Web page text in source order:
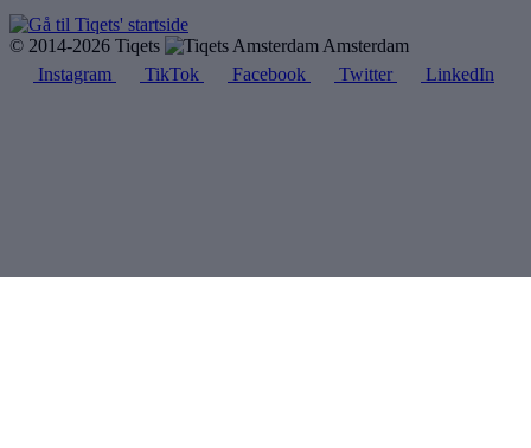
© 2014-2026 Tiqets
Amsterdam
Instagram
TikTok Facebook Twitter LinkedIn